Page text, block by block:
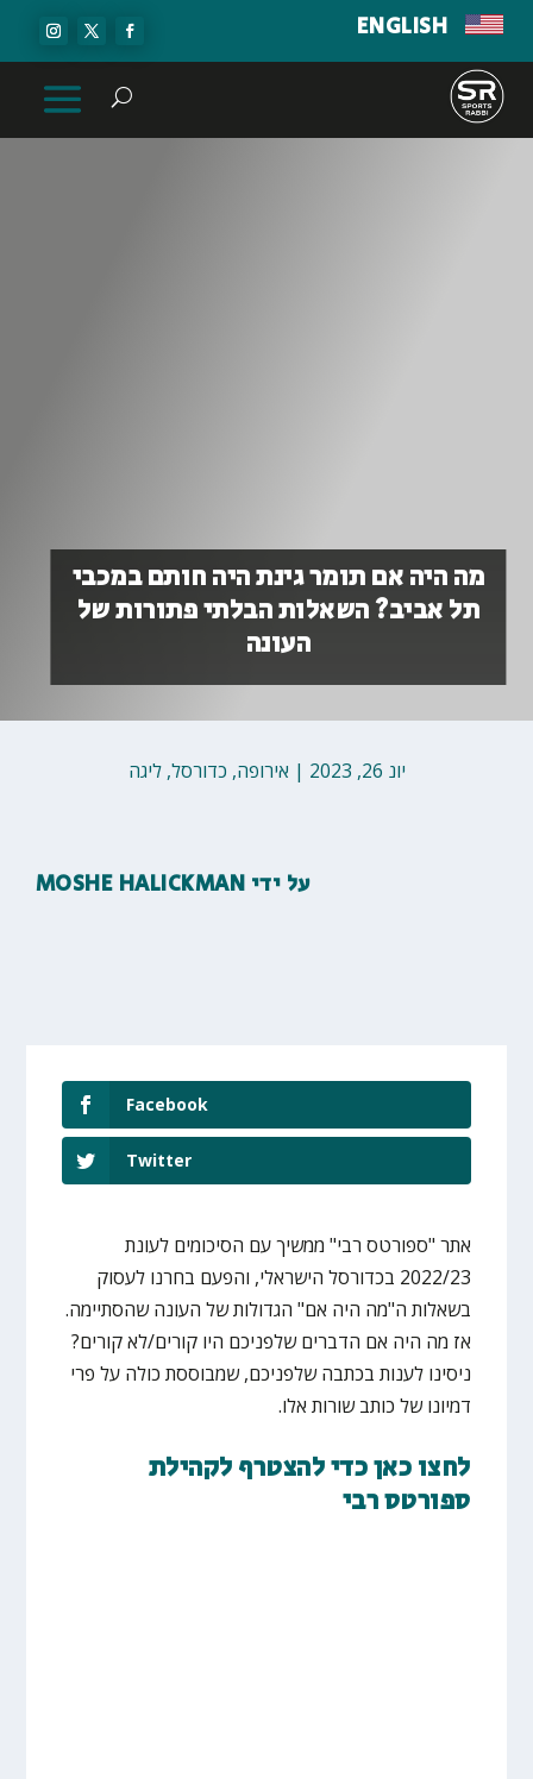
ENGLISH
מה היה אם תומר גינת היה חותם במכבי
תל אביב? השאלות הבלתי פתורות של
העונה
יונ 26, 2023 | אירופה, כדורסל,ליגה
על ידי MOSHE HALICKMAN
Facebook
Twitter
אתר "ספורטס רבי" ממשיך עם הסיכומים לעונת
2022/23 בכדורסל הישראלי, והפעם בחרנו לעסוק
בשאלות ה"מה היה אם" הגדולות של העונה שהסתיימה.
אז מה היה אם הדברים שלפניכם היו קורים/לא קורים?
ניסינו לענות בכתבה שלפניכם, שמבוססת כולה על פרי
דמיונו של כותב שורות אלו.
לחצו כאן כדי להצטרף לקהילת
ספורטס רבי